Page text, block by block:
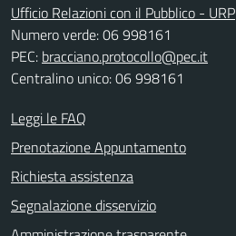
Ufficio Relazioni con il Pubblico - URP
Numero verde: 06 998161
PEC: bracciano.protocollo@pec.it
Centralino unico: 06 998161
Leggi le FAQ
Prenotazione Appuntamento
Richiesta assistenza
Segnalazione disservizio